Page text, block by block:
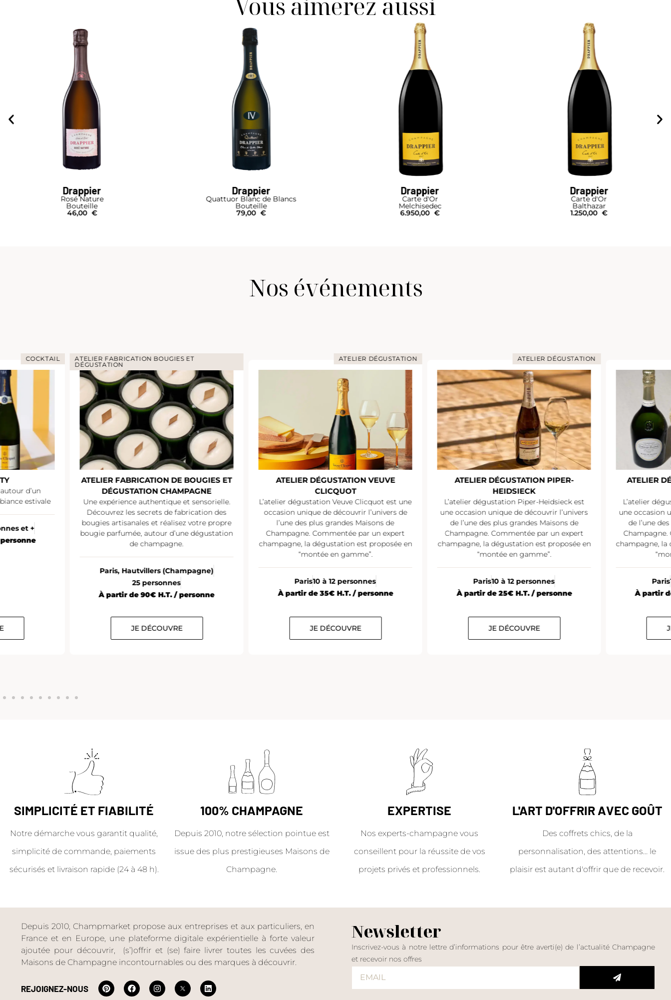
Vous aimerez aussi
Drappier
Rosé Nature
Bouteille
46,00 €
Drappier
Quattuor Blanc de Blancs
Bouteille
79,00 €
Drappier
Carte d'Or
Melchisedec
6.950,00 €
Drappier
Carte d'Or
Balthazar
1.250,00 €
Nos événements
COCKTAIL
d’un
estivale
et +
ATELIER FABRICATION BOUGIES ET
DÉGUSTATION
ATELIER FABRICATION DE BOUGIES ET
DÉGUSTATION CHAMPAGNE
Une expérience authentique et sensorielle.
Découvrez les secrets de fabrication des
bougies artisanales et réalisez votre propre
bougie parfumée, autour d’une dégustation
de champagne.
Paris, Hautvillers (Champagne)
25 personnes
À partir de 90€ H.T. / personne
JE DÉCOUVRE
ATELIER DÉGUSTATION
ATELIER DÉGUSTATION VEUVE
CLICQUOT
L’atelier dégustation Veuve Clicquot est une
occasion unique de découvrir l’univers de
l’une des plus grandes Maisons de
Champagne. Commentée par un expert
champagne, la dégustation est proposée en
“montée en gamme”.
Paris10 à 12 personnes
À partir de 35€ H.T. / personne
JE DÉCOUVRE
ATELIER DÉGUSTATION
ATELIER DÉGUSTATION PIPER-
HEIDSIECK
L’atelier dégustation Piper-Heidsieck est
une occasion unique de découvrir l’univers
de l’une des plus grandes Maisons de
Champagne. Commentée par un expert
champagne, la dégustation est proposée en
“montée en gamme”.
Paris10 à 12 personnes
À partir de 25€ H.T. / personne
JE DÉCOUVRE
ATELIER
L’atelier
une occasion
de l’une
champagne, la
Paris
À partir
SIMPLICITÉ ET FIABILITÉ
Notre démarche vous garantit qualité,
simplicité de commande, paiements
sécurisés et livraison rapide (24 à 48 h).
100% CHAMPAGNE
Depuis 2010, notre sélection pointue est
issue des plus prestigieuses Maisons de
Champagne.
EXPERTISE
Nos experts-champagne vous
conseillent pour la réussite de vos
projets privés et professionnels.
L'ART D'OFFRIR AVEC GOÛT
Des coffrets chics, de la
personnalisation, des attentions… le
plaisir est autant d'offrir que de recevoir.
Depuis 2010, Champmarket propose aux entreprises et aux particuliers, en
France et en Europe, une plateforme digitale expérientielle à forte valeur
ajoutée pour découvrir, (s’)offrir et (se) faire livrer toutes les cuvées des
Maisons de Champagne incontournables ou des marques à découvrir.
REJOIGNEZ-NOUS
Newsletter
Inscrivez-vous à notre lettre d’informations pour être averti(e) de l’actualité Champagne
et recevoir nos offres